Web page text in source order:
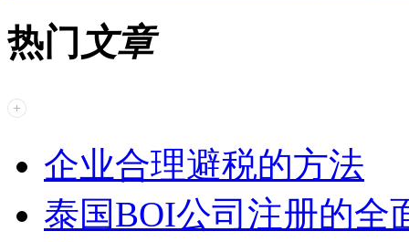
热门 文章
企业合理避税的方法
泰国BOI公司注册的全